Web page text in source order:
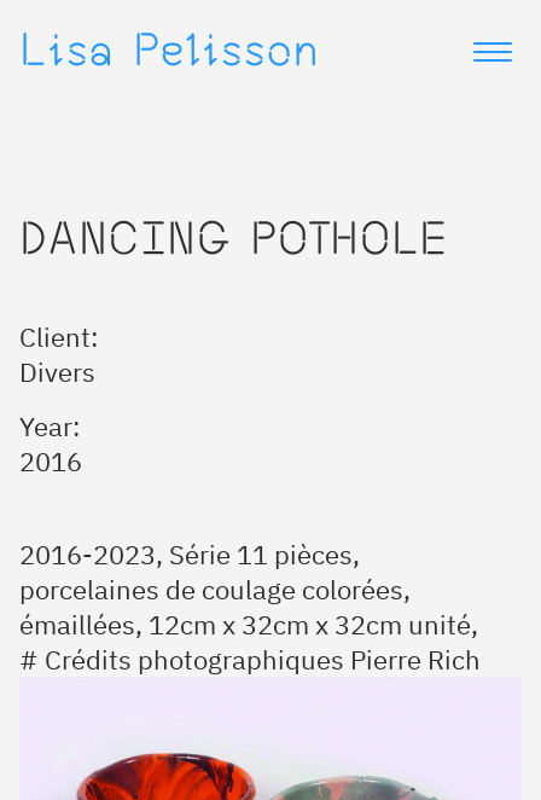
Lisa Pelisson
▷
DANCING POTHOLE
Client:
Divers
Year:
2016
2016-2023, Série 11 pièces,
porcelaines de coulage colorées,
émaillées, 12cm x 32cm x 32cm unité,
# Crédits photographiques Pierre Rich